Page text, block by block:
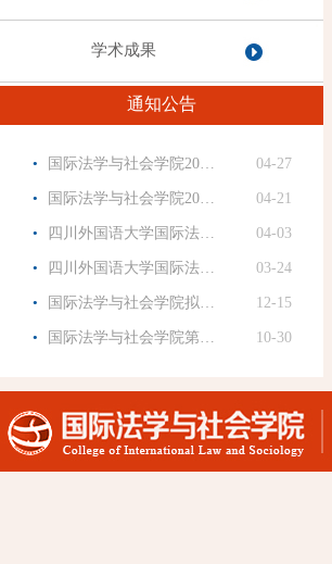
学术成果
通知公告
· 国际法学与社会学院20… 04-27
· 国际法学与社会学院20… 04-21
· 四川外国语大学国际法… 04-03
· 四川外国语大学国际法… 03-24
· 国际法学与社会学院拟… 12-15
· 国际法学与社会学院第… 10-30